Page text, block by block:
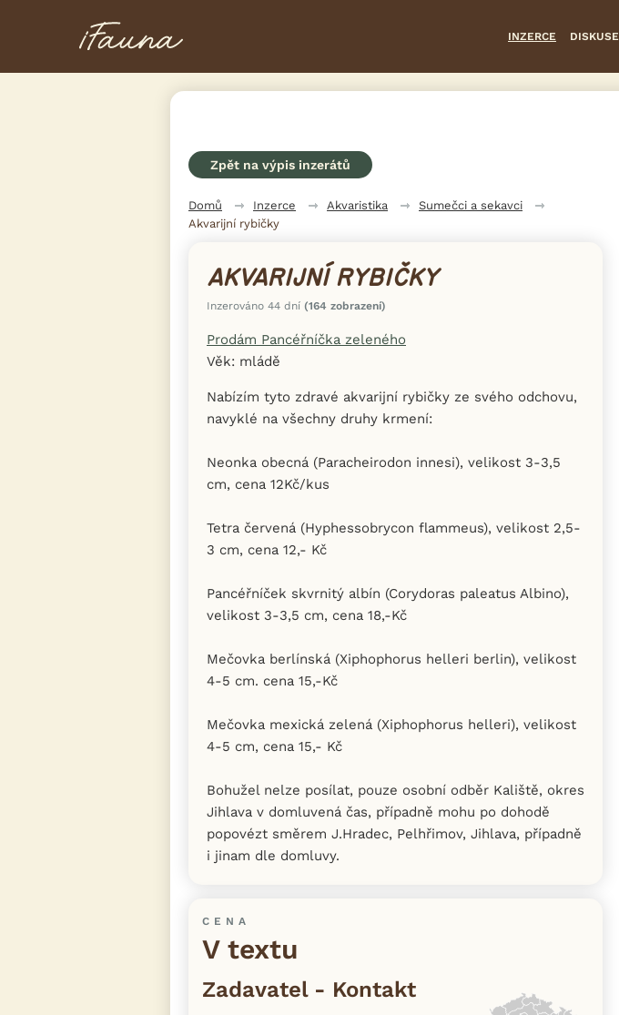
INZERCE DISKUSE
Zpět na výpis inzerátů
Domů Inzerce Akvaristika
Sumečci a sekavci
Akvarijní rybičky
AKVARIJNÍ RYBIČKY
Inzerováno 44 dní (164 zobrazení)
Prodám Pancéřníčka zeleného
Věk: mládě
Nabízím tyto zdravé akvarijní rybičky ze svého odchovu,
navyklé na všechny druhy krmení:
Neonka obecná (Paracheirodon innesi), velikost 3-3,5
cm, cena 12Kč/kus
Tetra červená (Hyphessobrycon flammeus), velikost 2,5-
3 cm, cena 12,- Kč
Pancéřníček skvrnitý albín (Corydoras paleatus Albino),
velikost 3-3,5 cm, cena 18,-Kč
Mečovka berlínská (Xiphophorus helleri berlin), velikost
4-5 cm. cena 15,-Kč
Mečovka mexická zelená (Xiphophorus helleri), velikost
4-5 cm, cena 15,- Kč
Bohužel nelze posílat, pouze osobní odběr Kaliště, okres
Jihlava v domluvená čas, případně mohu po dohodě
popovézt směrem J.Hradec, Pelhřimov, Jihlava, případně
i jinam dle domluvy.
CENA
V textu
Zadavatel - Kontakt